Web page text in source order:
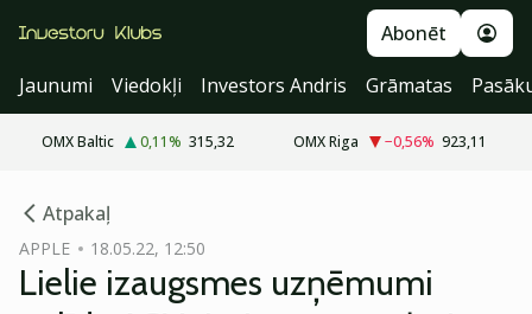
Abonēt
Jaunumi
Viedokļi Investors Andris Grāmatas
OMX Baltic 0,11% 315,32 OMX Riga −0,56% 923,11
Atpakaļ
APPLE 18.05.22, 12:50
Lielie izaugsmes uzņēmumi